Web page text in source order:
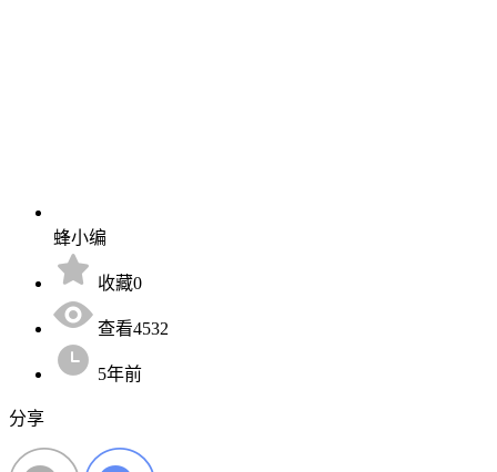
蜂小编
收藏0
查看4532
5年前
分享